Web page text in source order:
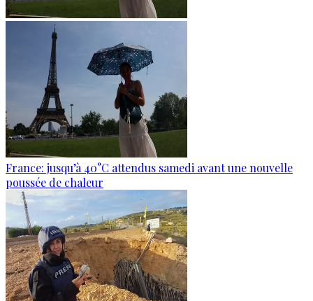
France: jusqu’à 40°C attendus samedi avant une nouvelle
poussée de chaleur